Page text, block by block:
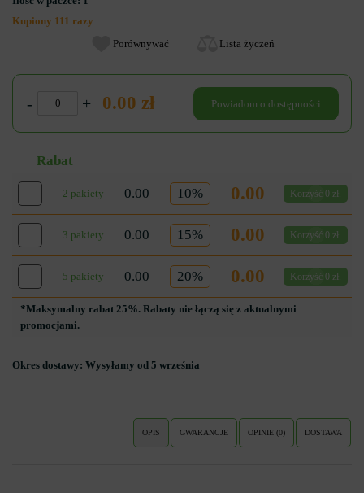
Kupiony 111 razy
Porównywać
Lista życzeń
- + 0.00 zł Powiadom o dostępności
Rabat
2 pakiety 0.00 10% 0.00 Korzyść 0 zł.
3 pakiety 0.00 15% 0.00 Korzyść 0 zł.
5 pakiety 0.00 20% 0.00 Korzyść 0 zł.
*Maksymalny rabat 25%. Rabaty nie łączą się z aktualnymi
promocjami.
Okres dostawy: Wysyłamy od 5 września
OPIS GWARANCJE OPINIE (0) DOSTAWA